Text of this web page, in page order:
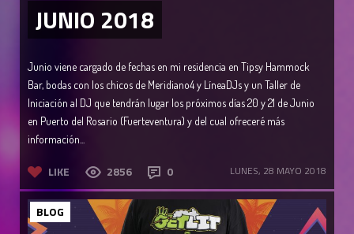
JUNIO 2018
Junio viene cargado de fechas en mi residencia en Tipsy Hammock
Bar, bodas con los chicos de Meridiano4 y LíneaDJs y un Taller de
Iniciación al DJ que tendrán lugar los próximos días 20 y 21 de Junio
en Puerto del Rosario (Fuerteventura) y del cual ofreceré más
información...
LIKE 2856 0 LUNES, 28 MAYO 2018
BLOG